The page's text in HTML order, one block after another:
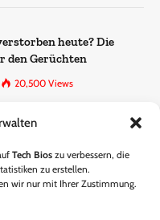
Tech Bios zu verbessern, die
zu erstellen.
wir nur mit Ihrer Zustimmung.
heute? Die
den Gerüchten
20,500 Views
13,286Views